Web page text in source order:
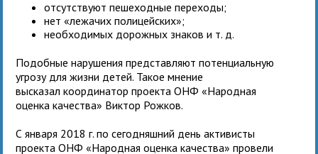
отсутствуют пешеходные переходы;
нет «лежачих полицейских»;
необходимых дорожных знаков и т. д.
Подобные нарушения представляют потенциальную
угрозу для жизни детей. Такое мнение
высказал координатор проекта ОНФ «Народная
оценка качества» Виктор Рожков.
С января 2018 г. по сегодняшний день активисты
проекта ОНФ «Народная оценка качества» провели